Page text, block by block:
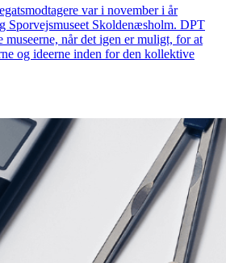
var i november i år
Sporvejsmuseet Skoldenæsholm. DPT
museerne, når det igen er muligt, for at
og ideerne inden for den kollektive